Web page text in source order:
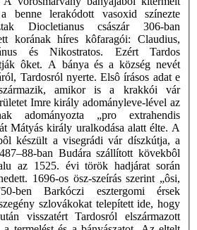
benne lerakódott vasoxid színezte
Diocletianus császár 306-ban
korának híres kôfaragói: Claudius,
és Nikostratos. Ezért Tardos
ôket. A bánya és a község nevét
Tardosról nyerte. Elsô írásos adat e
amikor is a krakkói vár
Imre király adományleve-lével az
adományozta „pro extrahendis
Mátyás király uralkodása alatt élte. A
készült a visegrádi vár díszkútja, a
ban Budára szállított kövekbôl
az 1525. évi török hadjárat során
1696-os ösz-szeírás szerint „ôsi,
ben Barkóczi esztergomi érsek
szlovákokat telepített ide, hogy
visszatért Tardosról elszármazott